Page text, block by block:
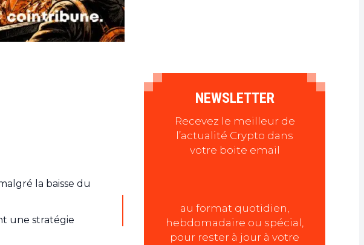
la baisse du
une stratégie
NEWSLETTER
Recevez le meilleur de
l’actualité Crypto dans
votre boite email
au format quotidien,
hebdomadaire ou spécial,
pour rester à jour à votre